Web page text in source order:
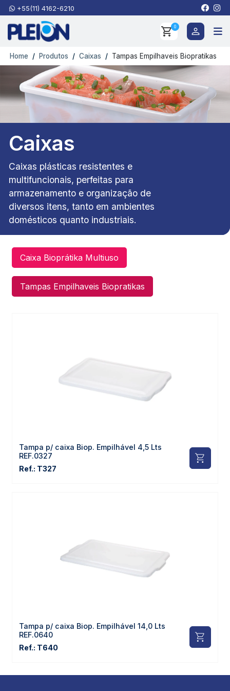
+55(11) 4162-6210
0
Home Produtos Caixas Tampas Empilhaveis Biopratikas
Caixas
Caixas plásticas resistentes e
multifuncionais, perfeitas para
armazenamento e organização de
diversos itens, tanto em ambientes
domésticos quanto industriais.
Caixa Bioprátika Multiuso
Tampas Empilhaveis Biopratikas
Tampa p/ caixa Biop. Empilhável 4,5 Lts
REF.0327
Ref.: T327
Tampa p/ caixa Biop. Empilhável 14,0 Lts
REF.0640
Ref.: T640